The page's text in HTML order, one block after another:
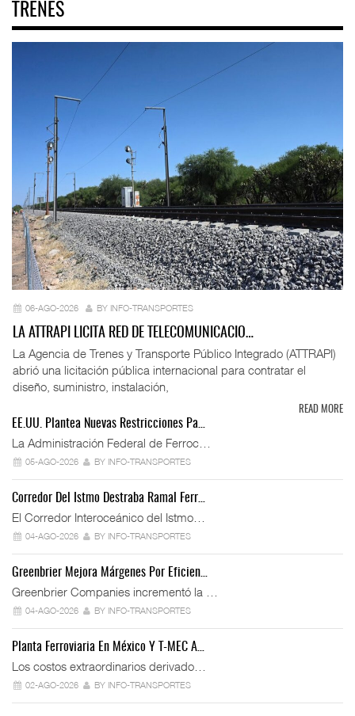
TRENES
06-AGO-2026 BY INFO-TRANSPORTES
LA ATTRAPI LICITA RED DE TELECOMUNICACIO…
La Agencia de Trenes y Transporte Público Integrado (ATTRAPI)
abrió una licitación pública internacional para contratar el
diseño, suministro, instalación,
READ MORE
EE.UU. Plantea Nuevas Restricciones Pa…
La Administración Federal de Ferroc…
05-AGO-2026 BY INFO-TRANSPORTES
Corredor Del Istmo Destraba Ramal Ferr…
El Corredor Interoceánico del Istmo…
04-AGO-2026 BY INFO-TRANSPORTES
Greenbrier Mejora Márgenes Por Eficien…
Greenbrier Companies incrementó la …
04-AGO-2026 BY INFO-TRANSPORTES
Planta Ferroviaria En México Y T-MEC A…
Los costos extraordinarios derivado…
02-AGO-2026 BY INFO-TRANSPORTES